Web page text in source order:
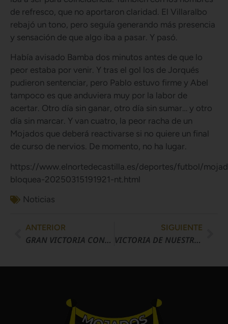
de refresco, que no aportaron claridad. El Villaralbo
rebajó un tono, pero seguía generando más presencia
y sensación de que algo iba a pasar. Y pasó.
Había avisado Bamba dos minutos antes de que lo
peor estaba por venir. Y tras el gol los de Jorqués
pudieron sentenciar, pero Pablo estuvo firme y Abel
tampoco es que anduviera muy por la labor de
acertar. Otro día sin ganar, otro día sin sumar… y otro
día sin marcar. Y van cuatro, la peor racha de un
Mojados que deberá reactivarse si no quiere un final
de curso de nervios. De momento, no ha lugar.
https://www.elnortedecastilla.es/deportes/futbol/
bloquea-20250315191921-nt.html
Noticias
ANTERIOR
GRAN VICTORIA CONTRA EL LÍDER EN CASA (1-0) DE NUESTRO CADETE, QUE SIGUE EN LA PELEA POR EL ASCENSO.
SIGUIENTE
VICTORIA DE NUESTRO INFANTIL A (0-9), QUE LE DA ALAS EN LA LUCHA POR LA TERCERA PLAZA.